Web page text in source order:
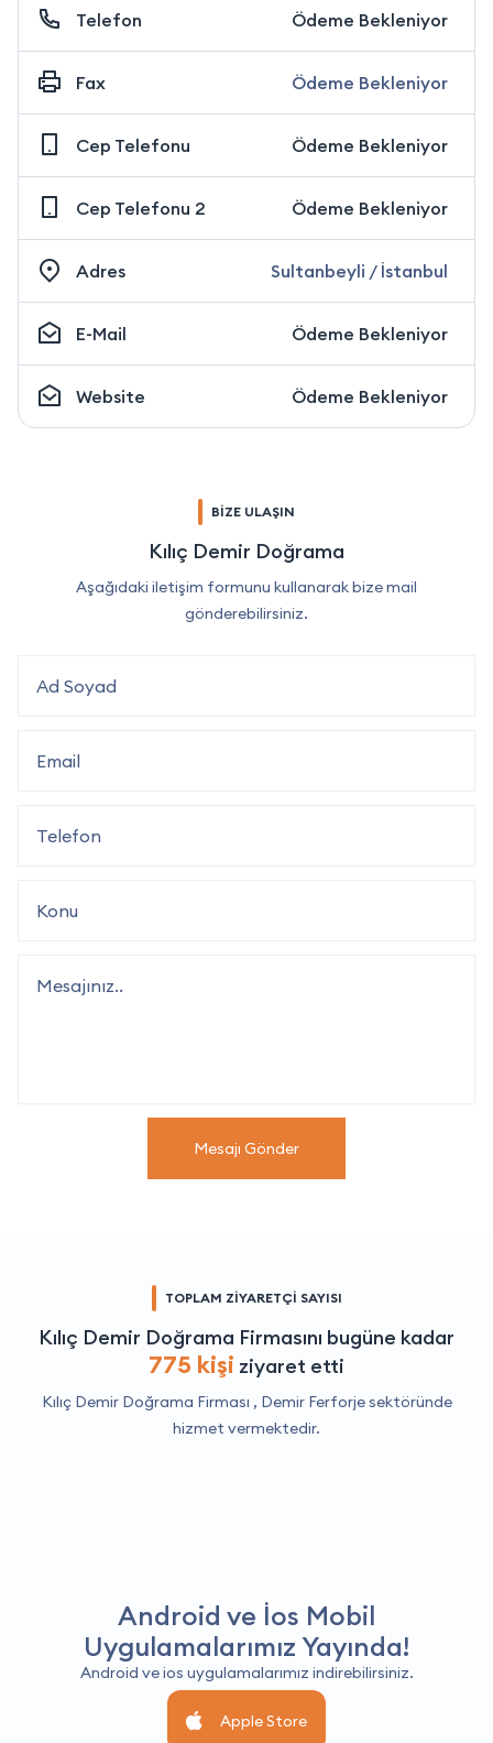
Telefon Ödeme Bekleniyor
Fax Ödeme Bekleniyor
Cep Telefonu Ödeme Bekleniyor
Cep Telefonu 2 Ödeme Bekleniyor
Adres Sultanbeyli / İstanbul
E-Mail Ödeme Bekleniyor
Website Ödeme Bekleniyor
BİZE ULAŞIN
Kılıç Demir Doğrama
Aşağıdaki iletişim formunu kullanarak bize mail
gönderebilirsiniz.
Mesajı Gönder
TOPLAM ZİYARETÇİ SAYISI
Kılıç Demir Doğrama Firmasını bugüne kadar
775 kişi ziyaret etti
Kılıç Demir Doğrama Firması , Demir Ferforjesektöründe
hizmet vermektedir.
Android ve İos Mobil
Uygulamalarımız Yayında!
Android ve ios uygulamalarımız indirebilirsiniz.
Apple Store